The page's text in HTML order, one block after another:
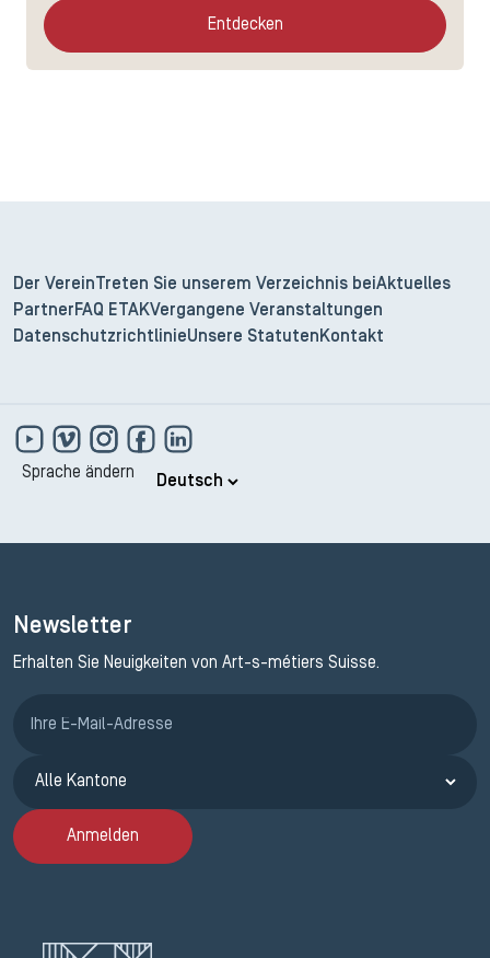
Entdecken
Der Verein Treten Sie unserem Verzeichnis bei Aktuelles
Partner FAQ ETAKVergangene Veranstaltungen
DatenschutzrichtlinieUnsere Statuten Kontakt
Sprache ändern
Newsletter
Erhalten Sie Neuigkeiten von Art-s-métiers Suisse.
Anmelden